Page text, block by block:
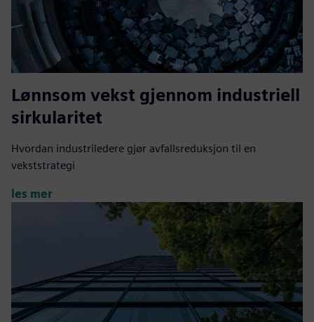
Lønnsom vekst gjennom industriell
sirkularitet
Hvordan industriledere gjør avfallsreduksjon til en
vekststrategi
les mer